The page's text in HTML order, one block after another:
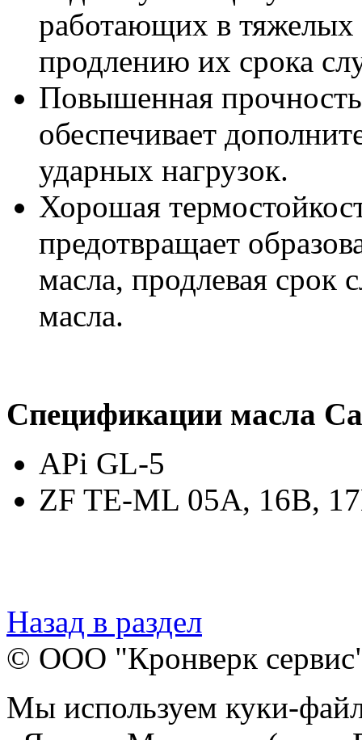
работающих в тяжелых
продлению их срока
Повышенная
обеспечивает
ударных нагрузок.
Хорошая
предотвращает
масла, продлевая срок
масла.
Спецификации масла
APi GL-5
ZF TE-ML 05A, 16B,
Назад в раздел
© ООО "Кронверк
Мы используем куки-